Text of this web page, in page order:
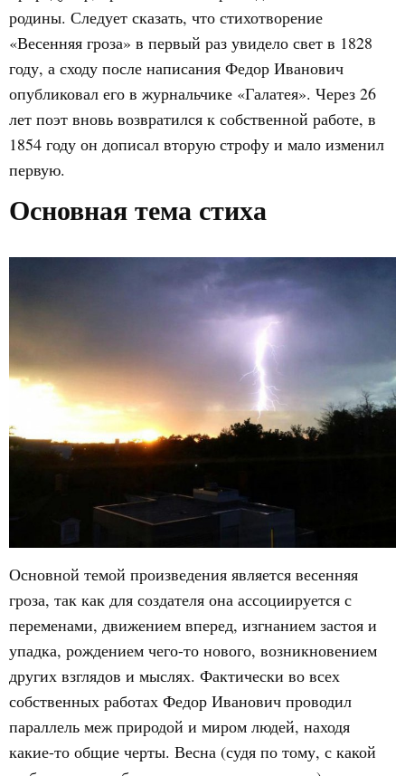
родины. Следует сказать, что стихотворение
«Весенняя гроза» в первый раз увидело свет в 1828
году, а сходу после написания Федор Иванович
опубликовал его в журнальчике «Галатея». Через 26
лет поэт вновь возвратился к собственной работе, в
1854 году он дописал вторую строфу и мало изменил
первую.
Основная тема стиха
Основной темой произведения является весенняя
гроза, так как для создателя она ассоциируется с
переменами, движением вперед, изгнанием застоя и
упадка, рождением чего-то нового, возникновением
других взглядов и мыслях. Фактически во всех
собственных работах Федор Иванович проводил
параллель меж природой и миром людей, находя
какие-то общие черты. Весна (судя по тому, с какой